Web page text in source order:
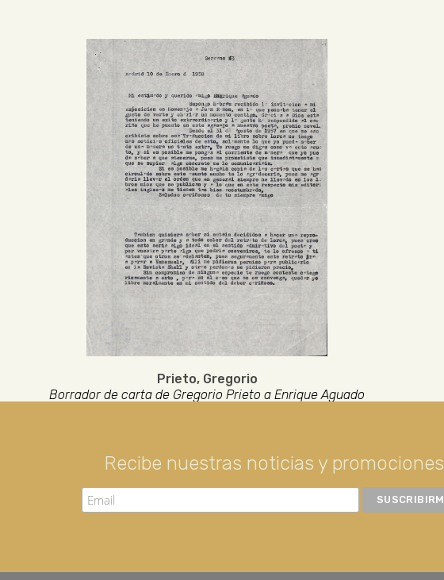
Prieto, Gregorio
Borrador de carta de Gregorio Prieto a Enrique Aguado
Recibe nuestras noticias y promociones